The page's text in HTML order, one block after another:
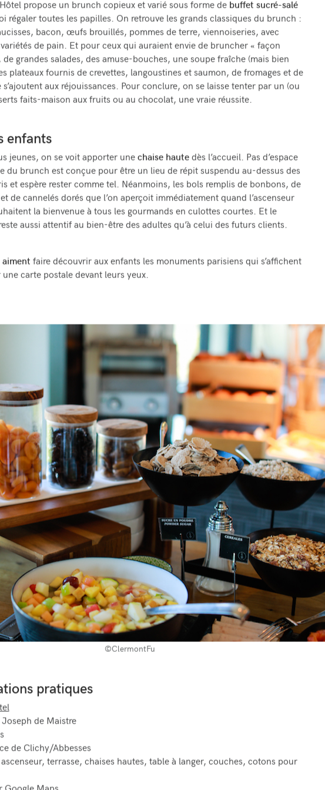
propose un brunch copieux et varié sous forme de buffet sucré-salé
régaler toutes les papilles. On retrouve les grands classiques du brunch :
bacon, œufs brouillés, pommes de terre, viennoiseries, avec
de pain. Et pour ceux qui auraient envie de bruncher « façon
grandes salades, des amuse-bouches, une soupe fraîche (mais bien
plateaux fournis de crevettes, langoustines et saumon, de fromages et de
aux réjouissances. Pour conclure, on se laisse tenter par un (ou
faits-maison aux fruits ou au chocolat, une vraie réussite.
enfants
jeunes, on se voit apporter unechaise hautedès l’accueil. Pas d’espace
du brunch est conçue pour être un lieu de répit suspendu au-dessus des
et espère rester comme tel. Néanmoins, les bols remplis de bonbons, de
de cannelés dorés que l’on aperçoit immédiatement quand l’ascenseur
la bienvenue à tous les gourmands en culottes courtes. Et le
aussi attentif au bien-être des adultes qu’à celui des futurs clients.
aiment faire découvrir aux enfants les monuments parisiens qui s’affichent
carte postale devant leurs yeux.
©ClermontFu
pratiques
de Maistre
de Clichy/Abbesses
ascenseur, terrasse, chaises hautes, table à langer, couches, cotons pour